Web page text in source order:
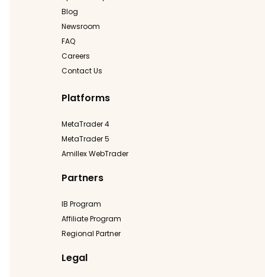
Blog
Newsroom
FAQ
Careers
Contact Us
Platforms
MetaTrader 4
MetaTrader 5
Amillex WebTrader
Partners
IB Program
Affiliate Program
Regional Partner
Legal